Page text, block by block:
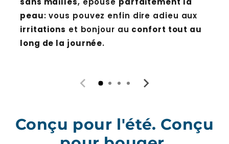
peau : vous pouvez enfin dire adieu aux
irritationset bonjour au confort tout au
long de la journée.
Conçu pour l'été. Conçu
pour bouger.